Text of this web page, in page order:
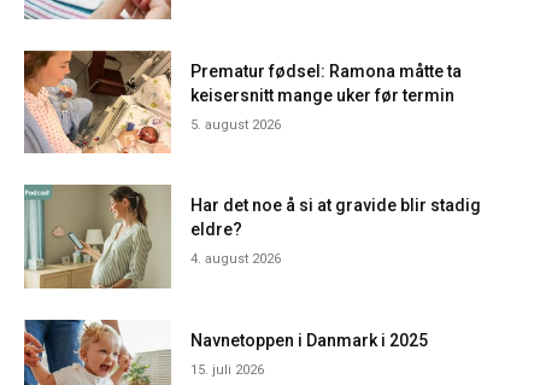
Prematur fødsel: Ramona måtte ta
keisersnitt mange uker før termin
5. august 2026
Har det noe å si at gravide blir stadig
eldre?
4. august 2026
Navnetoppen i Danmark i 2025
15. juli 2026